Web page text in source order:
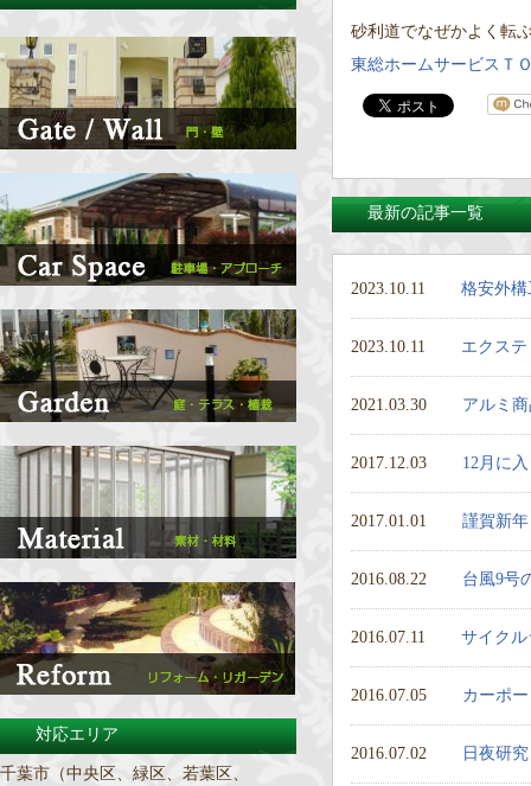
砂利道でなぜかよく転
東総ホームサービスＴ
最新の記事一覧
2023.10.11 格安外
2023.10.11 エクス
2021.03.30 アルミ
2017.12.03 12月に
2017.01.01 謹賀新年
2016.08.22 台風9号
2016.07.11 サイク
2016.07.05 カーポ
2016.07.02 日夜研
対応エリア
千葉市（中央区、緑区、若葉区、